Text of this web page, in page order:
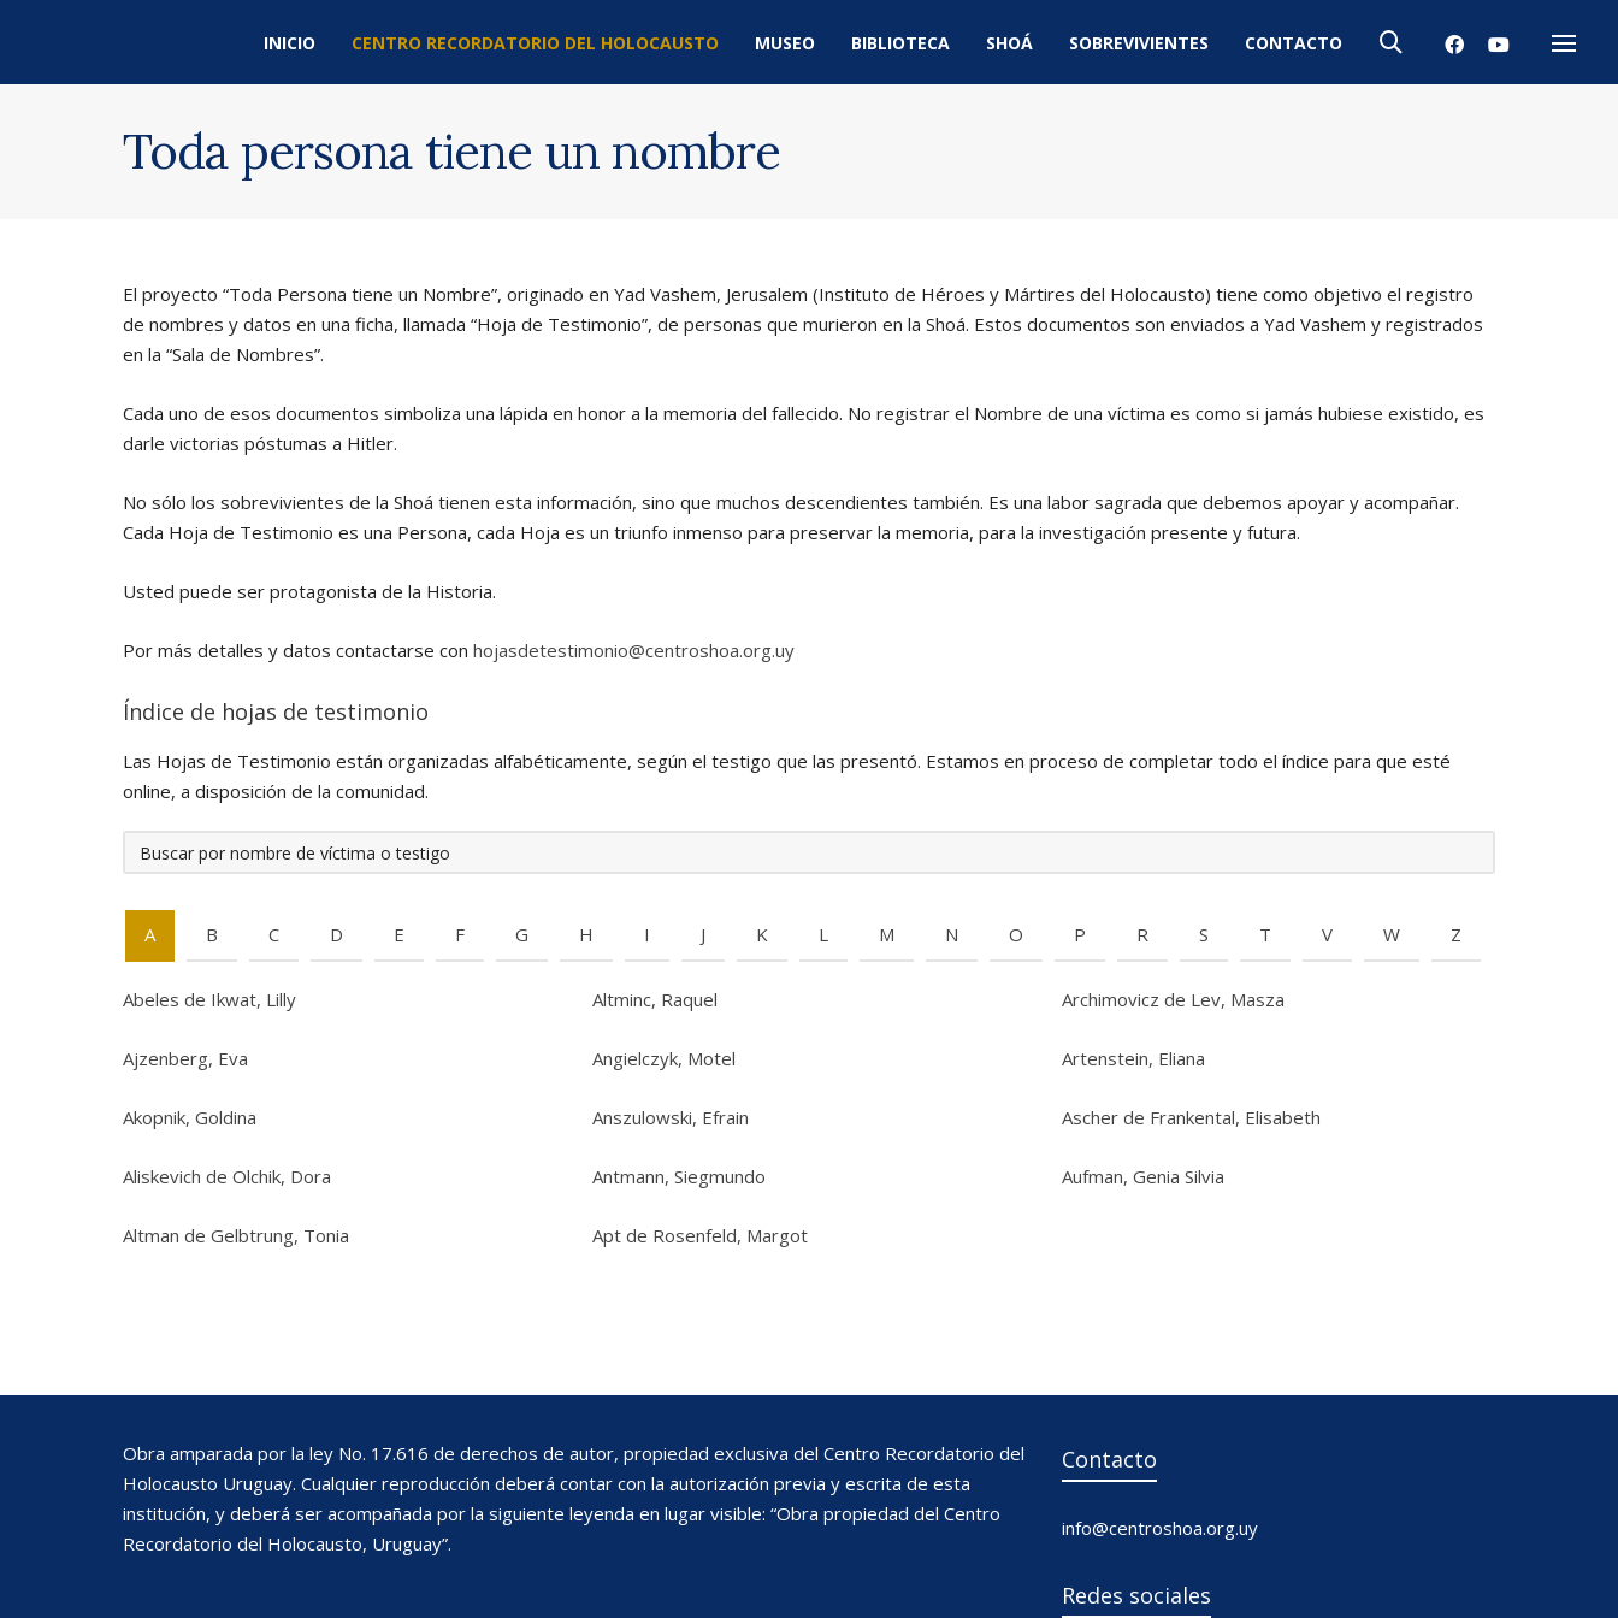
INICIO CENTRO RECORDATORIO DEL HOLOCAUSTO MUSEO BIBLIOTECA SHOÁ SOBREVIVIENTES CONTACTO
Menú
Toda persona tiene un nombre
El proyecto “Toda Persona tiene un Nombre”, originado en Yad Vashem, Jerusalem (Instituto de Héroes y Mártires del Holocausto) tiene como objetivo el registro
de nombres y datos en una ficha, llamada “Hoja de Testimonio”, de personas que murieron en la Shoá. Estos documentos son enviados a Yad Vashem y registrados
en la “Sala de Nombres”.
Cada uno de esos documentos simboliza una lápida en honor a la memoria del fallecido. No registrar el Nombre de una víctima es como si jamás hubiese existido, es
darle victorias póstumas a Hitler.
No sólo los sobrevivientes de la Shoá tienen esta información, sino que muchos descendientes también. Es una labor sagrada que debemos apoyar y acompañar.
Cada Hoja de Testimonio es una Persona, cada Hoja es un triunfo inmenso para preservar la memoria, para la investigación presente y futura.
Usted puede ser protagonista de la Historia.
Por más detalles y datos contactarse con hojasdetestimonio@centroshoa.org.uy
Índice de hojas de testimonio
Las Hojas de Testimonio están organizadas alfabéticamente, según el testigo que las presentó. Estamos en proceso de completar todo el índice para que esté
online, a disposición de la comunidad.
A B C D E F G H I J K L M N O P R S T V W Z
Abeles de Ikwat, Lilly
Ajzenberg, Eva
Akopnik, Goldina
Aliskevich de Olchik, Dora
Altman de Gelbtrung, Tonia
Altminc, Raquel
Angielczyk, Motel
Anszulowski, Efrain
Antmann, Siegmundo
Apt de Rosenfeld, Margot
Archimovicz de Lev, Masza
Artenstein, Eliana
Ascher de Frankental, Elisabeth
Aufman, Genia Silvia
Obra amparada por la ley No. 17.616 de derechos de autor, propiedad exclusiva del Centro Recordatorio del
Holocausto Uruguay. Cualquier reproducción deberá contar con la autorización previa y escrita de esta
institución, y deberá ser acompañada por la siguiente leyenda en lugar visible: “Obra propiedad del Centro
Recordatorio del Holocausto, Uruguay”.
Contacto
info@centroshoa.org.uy
Redes sociales